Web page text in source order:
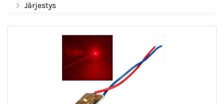
Järjestys